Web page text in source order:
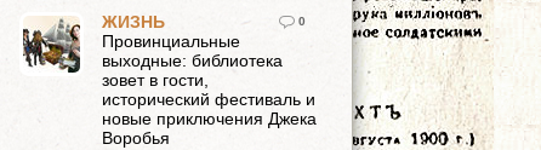
0
ЖИЗНЬ
Провинциальные
выходные: библиотека
зовет в гости,
исторический фестиваль и
новые приключения Джека
Воробья